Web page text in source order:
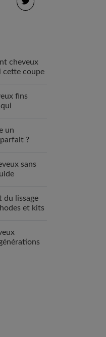
cheveux
cette coupe
fins
qui
un
parfait ?
sans
du lissage
et kits